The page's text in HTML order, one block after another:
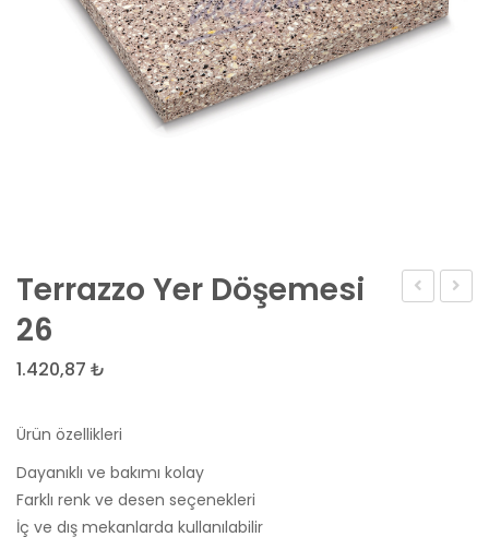
Terrazzo Yer Döşemesi
26
1.420,87 ₺
Ürün özellikleri
Dayanıklı ve bakımı kolay
Farklı renk ve desen seçenekleri
İç ve dış mekanlarda kullanılabilir